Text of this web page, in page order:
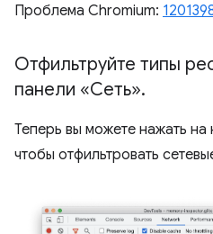
Проблема Chromium:
Отфильтруйте типы
панели «Сеть».
Теперь вы можете нажать на
чтобы отфильтровать